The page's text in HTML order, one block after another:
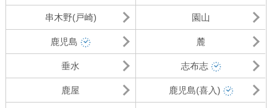
串木野(戸崎) 園山
鹿児島 麓
垂水 志布志
鹿屋 鹿児島(喜入)